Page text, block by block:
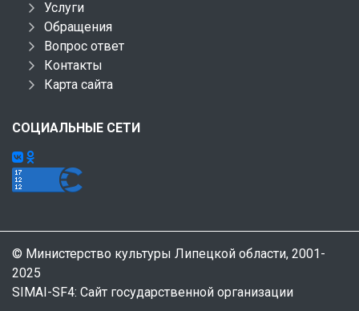
Услуги
Обращения
Вопрос ответ
Контакты
Карта сайта
СОЦИАЛЬНЫЕ СЕТИ
© Министерство культуры Липецкой области, 2001-
2025
SIMAI-SF4: Сайт государственной организации